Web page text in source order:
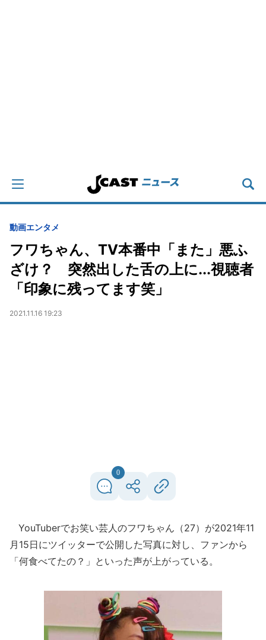
動画エンタメ
フワちゃん、TV本番中「また」悪ふ
ざけ？ 突然出した舌の上に...視聴者
「印象に残ってます笑」
2021.11.16 19:23
0
YouTuberでお笑い芸人のフワちゃん（27）が2021年11
月15日にツイッターで公開した写真に対し、ファンから
「何食べてたの？」といった声が上がっている。